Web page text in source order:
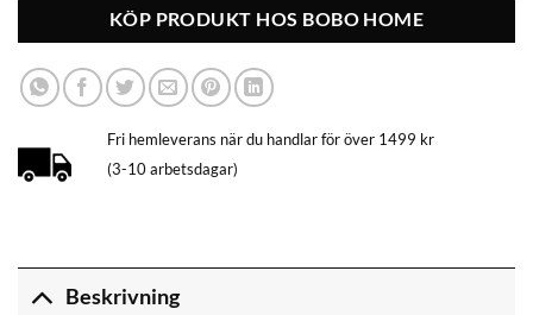
KÖP PRODUKT HOS BOBO HOME
Fri hemleverans när du handlar för över 1499 kr
(3-10 arbetsdagar)
Beskrivning